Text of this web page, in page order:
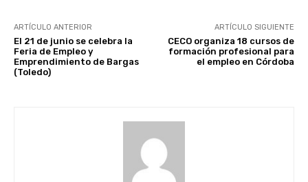
ARTÍCULO ANTERIOR
El 21 de junio se celebra la
Feria de Empleo y
Emprendimiento de Bargas
(Toledo)
ARTÍCULO SIGUIENTE
CECO organiza 18 cursos de
formación profesional para
el empleo en Córdoba